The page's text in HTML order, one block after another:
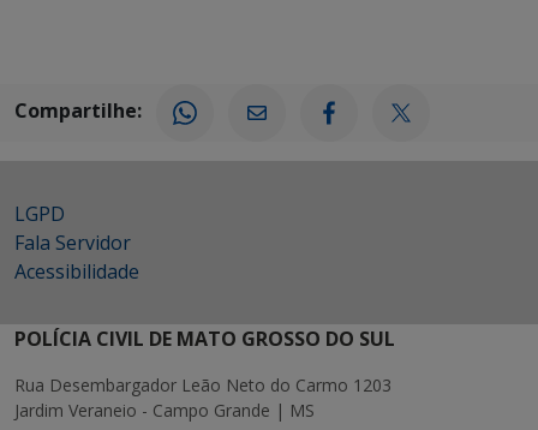
Compartilhe:
LGPD
Fala Servidor
Acessibilidade
POLÍCIA CIVIL DE MATO GROSSO DO SUL
Rua Desembargador Leão Neto do Carmo 1203
Jardim Veraneio - Campo Grande | MS